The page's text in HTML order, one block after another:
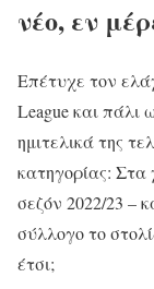
νέο, εν
Επέτυχε τον
League και πάλι
ημιτελικά της
κατηγορίας: Στα
σεζόν 2022/23 –
σύλλογο το
έτσι;